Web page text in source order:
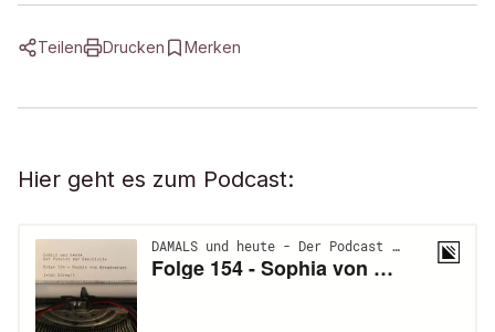
Teilen Drucken Merken
Hier geht es zum Podcast: